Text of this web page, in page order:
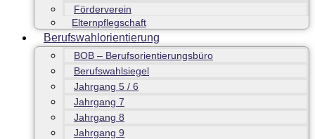
Förderverein
Elternpflegschaft
Berufswahlorientierung
BOB – Berufsorientierungsbüro
Berufswahlsiegel
Jahrgang 5 / 6
Jahrgang 7
Jahrgang 8
Jahrgang 9